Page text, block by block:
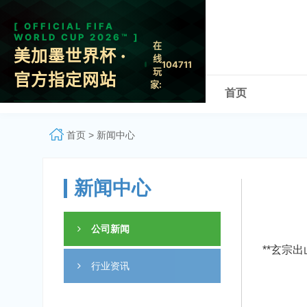
首页
首页> 新闻中心
新闻中心
公司新闻
行业资讯
**玄宗出